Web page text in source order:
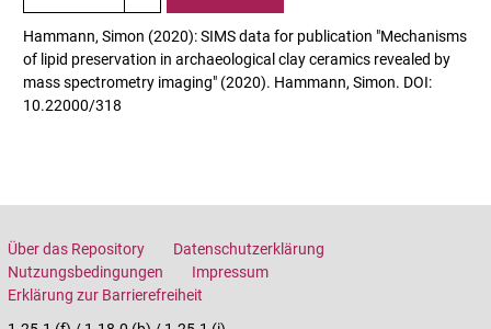
Hammann, Simon (2020): SIMS data for publication "Mechanisms
of lipid preservation in archaeological clay ceramics revealed by
mass spectrometry imaging" (2020). Hammann, Simon. DOI:
10.22000/318
Über das Repository
Datenschutzerklärung
Nutzungsbedingungen
Impressum
Erklärung zur Barrierefreiheit